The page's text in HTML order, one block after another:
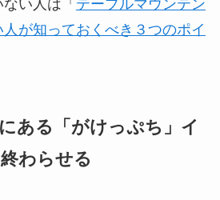
い人は「 テーブルマウンテン
が知っておくべき３つのポイ
ある「がけっぷち」イ
わらせる